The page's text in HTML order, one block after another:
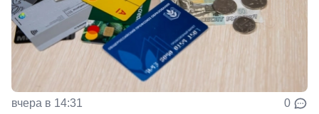
вчера в 14:31 0